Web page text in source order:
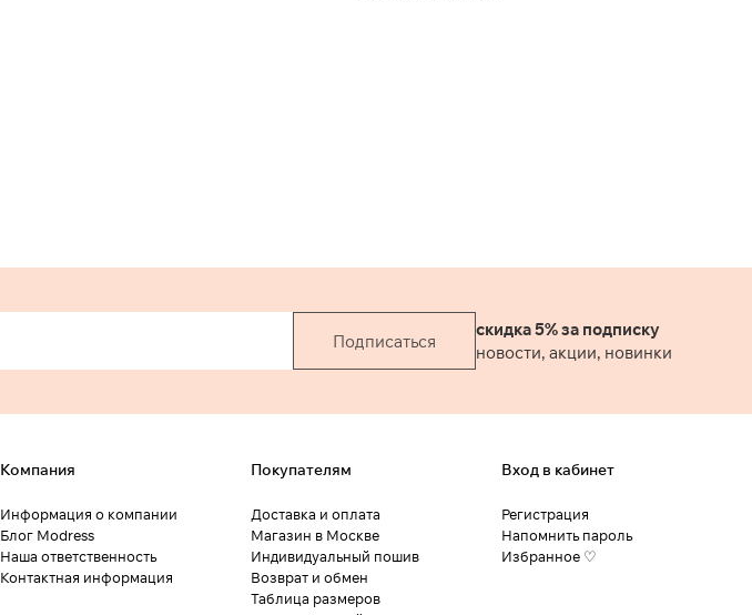
Подписаться
скидка 5% за подписку
новости, акции, новинки
Компания
Информация о компании
Блог Modress
Наша ответственность
Контактная информация
Покупателям
Доставка и оплата
Магазин в Москве
Индивидуальный пошив
Возврат и обмен
Таблица размеров
Вход в кабинет
Регистрация
Напомнить пароль
Избранное ♡